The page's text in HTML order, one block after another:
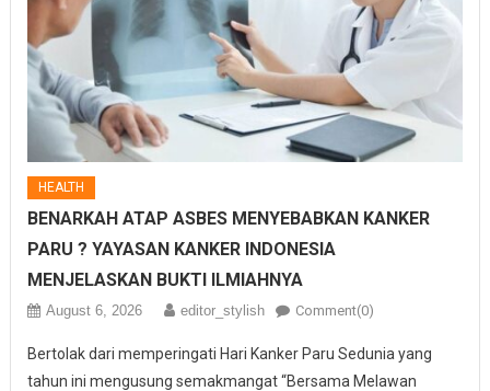
HEALTH
BENARKAH ATAP ASBES MENYEBABKAN KANKER
PARU ? YAYASAN KANKER INDONESIA
MENJELASKAN BUKTI ILMIAHNYA
August 6, 2026 editor_stylish Comment(0)
Bertolak dari memperingati Hari Kanker Paru Sedunia yang
tahun ini mengusung semakmangat “Bersama Melawan